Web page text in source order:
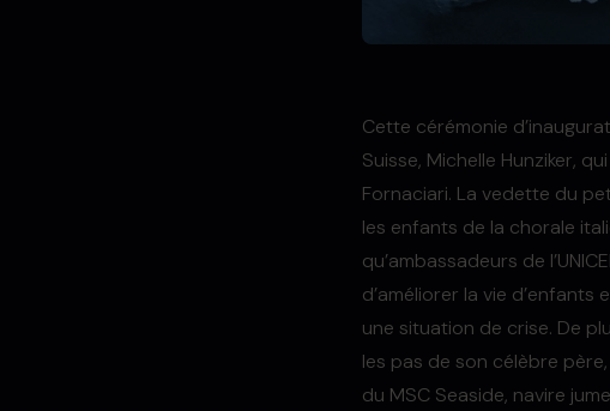
Cette cérémonie
Suisse, Michelle Hunziker,
Fornaciari. La vedette du
les enfants de la chorale
qu’ambassadeurs de
d’améliorer la vie
une situation de crise. De
les pas de son célèbre
du MSC Seaside, navire